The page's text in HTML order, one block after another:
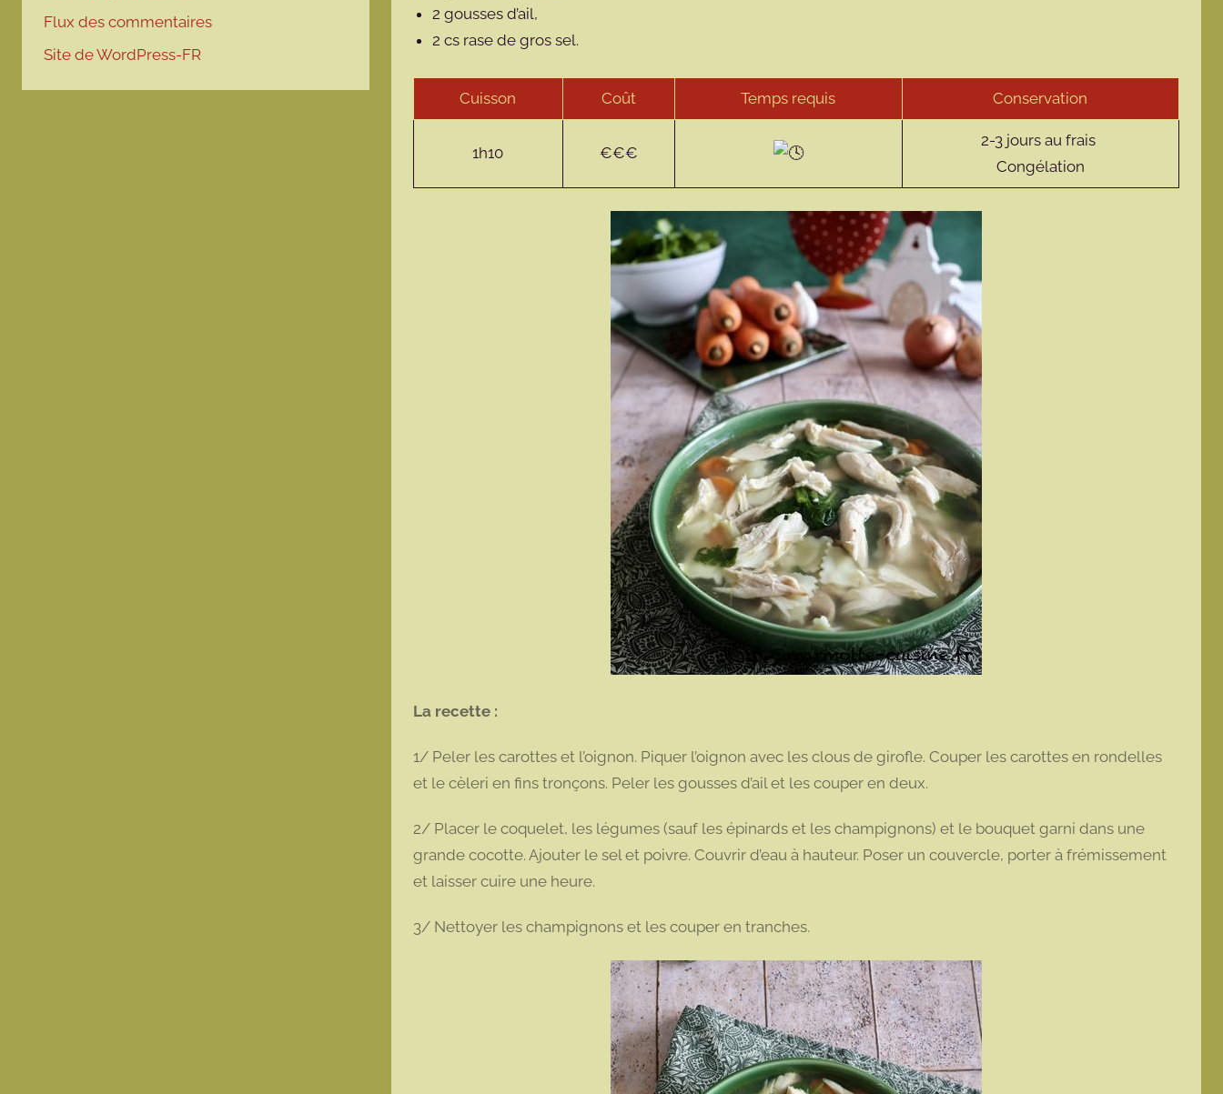
2 gousses d’ail,
2 cs rase de gros sel.
Cuisson Coût Temps requis Conservation
1h10 €€€
2-3 jours au frais
Congélation
La recette :
1/ Peler les carottes et l’oignon. Piquer l’oignon avec les clous de girofle. Couper les carottes en rondelles
et le cèleri en fins tronçons. Peler les gousses d’ail et les couper en deux.
2/ Placer le coquelet, les légumes (sauf les épinards et les champignons) et le bouquet garni dans une
grande cocotte. Ajouter le sel et poivre. Couvrir d’eau à hauteur. Poser un couvercle, porter à frémissement
et laisser cuire une heure.
3/ Nettoyer les champignons et les couper en tranches.
Flux des commentaires
Site de WordPress-FR